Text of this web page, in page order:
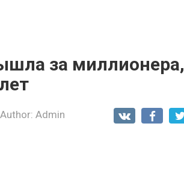
за миллионера,
Author: Admin